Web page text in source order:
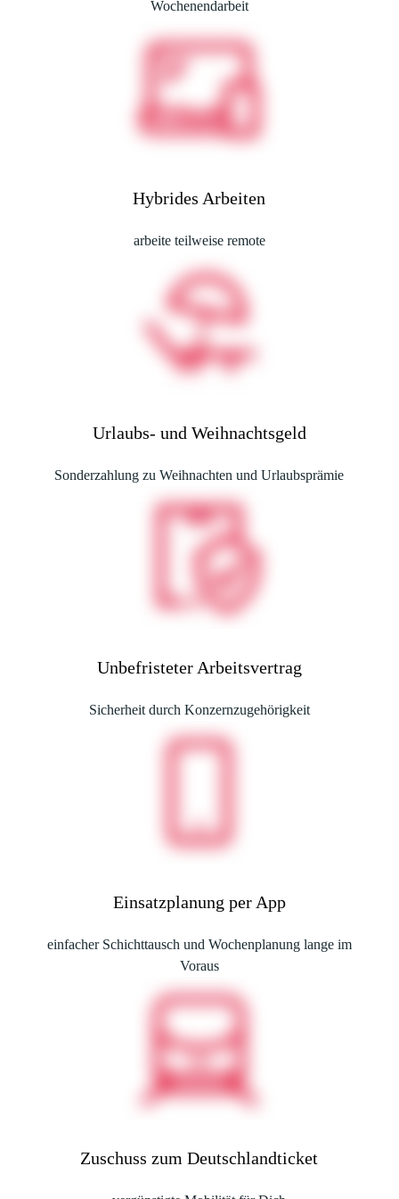
Wochenendarbeit
Hybrides Arbeiten
arbeite teilweise remote
Urlaubs- und Weihnachtsgeld
Sonderzahlung zu Weihnachten und Urlaubsprämie
Unbefristeter Arbeitsvertrag
Sicherheit durch Konzernzugehörigkeit
Einsatzplanung per App
einfacher Schichttausch und Wochenplanung lange im
Voraus
Zuschuss zum Deutschlandticket